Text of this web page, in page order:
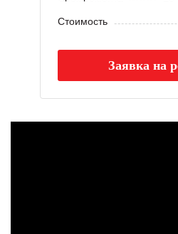
Стоимость
Заявка на